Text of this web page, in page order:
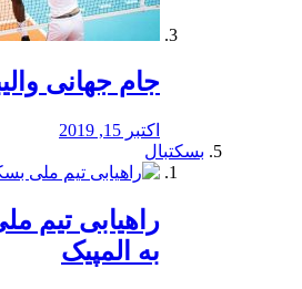
جام جهانی
اکتبر 15, 2019
بسکتبال
راهیابی تیم
به المپیک